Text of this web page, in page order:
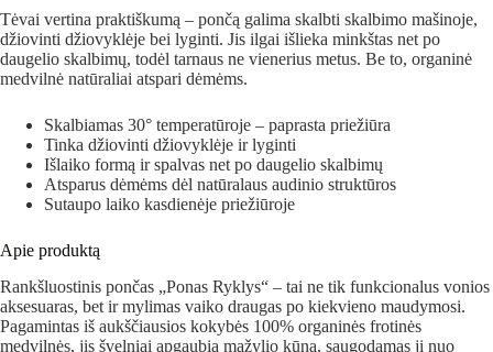
Tėvai vertina praktiškumą – pončą galima skalbti skalbimo mašinoje,
džiovinti džiovyklėje bei lyginti. Jis ilgai išlieka minkštas net po
daugelio skalbimų, todėl tarnaus ne vienerius metus. Be to, organinė
medvilnė natūraliai atspari dėmėms.
Skalbiamas 30° temperatūroje – paprasta priežiūra
Tinka džiovinti džiovyklėje ir lyginti
Išlaiko formą ir spalvas net po daugelio skalbimų
Atsparus dėmėms dėl natūralaus audinio struktūros
Sutaupo laiko kasdienėje priežiūroje
Apie produktą
Rankšluostinis pončas „Ponas Ryklys“ – tai ne tik funkcionalus vonios
aksesuaras, bet ir mylimas vaiko draugas po kiekvieno maudymosi.
Pagamintas iš aukščiausios kokybės 100% organinės frotinės
medvilnės, jis švelniai apgaubia mažylio kūną, saugodamas jį nuo